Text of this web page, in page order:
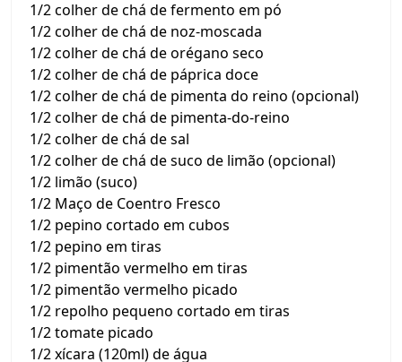
1/2 colher de chá de fermento em pó
1/2 colher de chá de noz-moscada
1/2 colher de chá de orégano seco
1/2 colher de chá de páprica doce
1/2 colher de chá de pimenta do reino (opcional)
1/2 colher de chá de pimenta-do-reino
1/2 colher de chá de sal
1/2 colher de chá de suco de limão (opcional)
1/2 limão (suco)
1/2 Maço de Coentro Fresco
1/2 pepino cortado em cubos
1/2 pepino em tiras
1/2 pimentão vermelho em tiras
1/2 pimentão vermelho picado
1/2 repolho pequeno cortado em tiras
1/2 tomate picado
1/2 xícara (120ml) de água